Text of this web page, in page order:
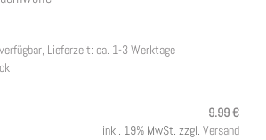
Lieferzeit: ca. 1-3 Werktage
9.99 €
inkl. 19% MwSt. zzgl. Versand